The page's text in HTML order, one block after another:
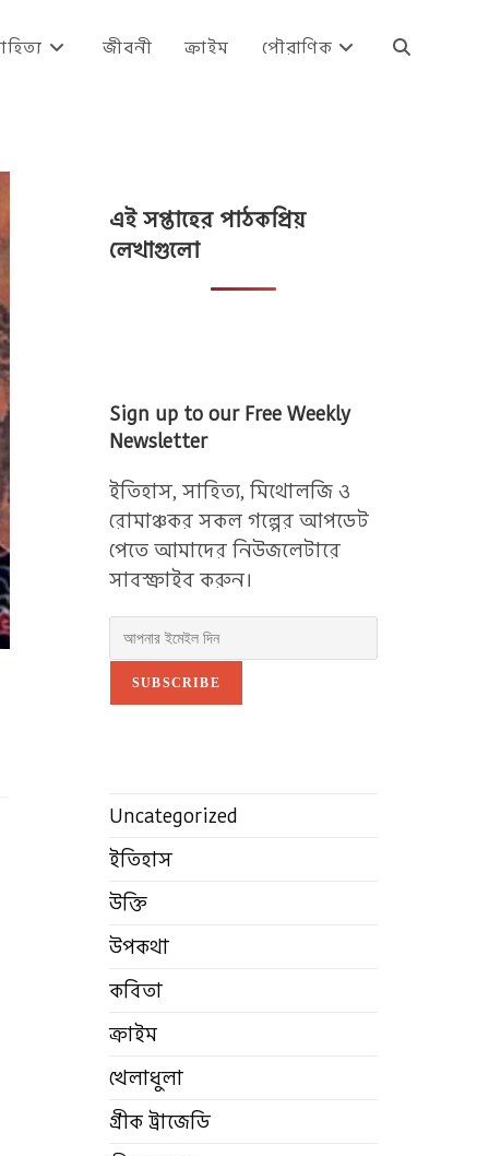
জীবনী ক্রাইম পৌরাণিক Toggle
এই সপ্তাহের পাঠকপ্রিয়
লেখাগুলো
Sign up to our Free Weekly
Newsletter
ইতিহাস, সাহিত্য, মিথোলজি ও
রোমাঞ্চকর সকল গল্পের আপডেট
পেতে আমাদের নিউজলেটারে
সাবস্ক্রাইব করুন।
SUBSCRIBE
Uncategorized
ইতিহাস
উক্তি
উপকথা
কবিতা
ক্রাইম
খেলাধুলা
গ্রীক ট্রাজেডি